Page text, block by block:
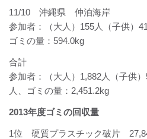
11/10 沖縄県 仲泊海岸
参加者：（大人）155人（子供）
ゴミの量：594.0kg
合計
参加者：（大人）1,882人（子供
人、ゴミの量：2,451.2kg
2013年度ゴミの回収量
1位 硬質プラスチック破片